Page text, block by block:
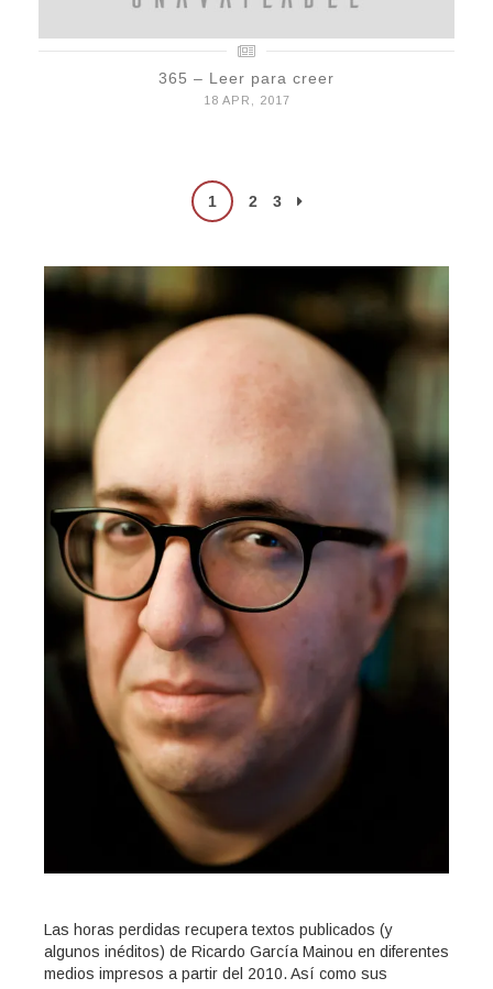
365 – Leer para creer
18 APR, 2017
pagination
1 2 3
Las horas perdidas recupera textos publicados (y
algunos inéditos) de Ricardo García Mainou en diferentes
medios impresos a partir del 2010. Así como sus